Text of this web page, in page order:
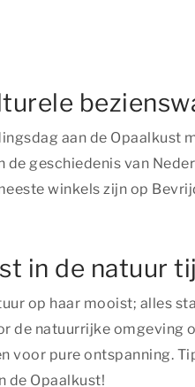
aan de Opaalkust
de geschiedenis van
winkels zijn op
in de natuur
op haar mooist; alles
de natuurrijke omgeving
voor pure ontspanning.
de Opaalkust!